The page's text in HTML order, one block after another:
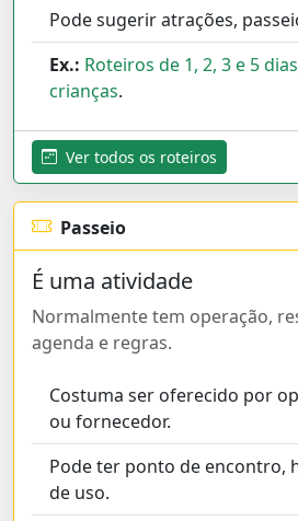
Pode sugerir atrações,
Ex.: Roteiros de 1, 2, 3 e 5 dias
crianças.
Ver todos os roteiros
Passeio
É uma atividade
Normalmente tem operação,
agenda e regras.
Costuma ser oferecido por
ou fornecedor.
Pode ter ponto de encontro,
de uso.